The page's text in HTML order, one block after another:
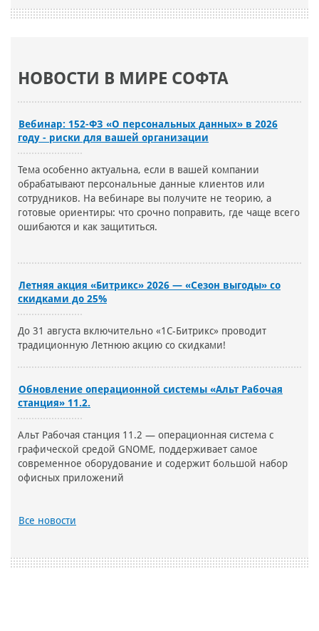
НОВОСТИ В МИРЕ СОФТА
Вебинар: 152-ФЗ «О персональных данных» в 2026
году - риски для вашей организации
Тема особенно актуальна, если в вашей компании
обрабатывают персональные данные клиентов или
сотрудников. На вебинаре вы получите не теорию, а
готовые ориентиры: что срочно поправить, где чаще всего
ошибаются и как защититься.
Летняя акция «Битрикс» 2026 — «Сезон выгоды» со
скидками до 25%
До 31 августа включительно «1С-Битрикс» проводит
традиционную Летнюю акцию со скидками!
Обновление операционной системы «Альт Рабочая
станция» 11.2.
Альт Рабочая станция 11.2 — операционная система с
графической средой GNOME, поддерживает самое
современное оборудование и содержит большой набор
офисных приложений
Все новости